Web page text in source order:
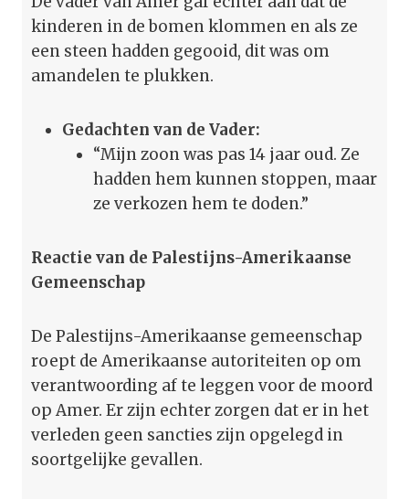
kinderen in de bomen klommen en als ze
een steen hadden gegooid, dit was om
amandelen te plukken.
Gedachten van de Vader:
“Mijn zoon was pas 14 jaar oud. Ze
hadden hem kunnen stoppen, maar
ze verkozen hem te doden.”
Reactie van de Palestijns-Amerikaanse
Gemeenschap
De Palestijns-Amerikaanse gemeenschap
roept de Amerikaanse autoriteiten op om
verantwoording af te leggen voor de moord
op Amer. Er zijn echter zorgen dat er in het
verleden geen sancties zijn opgelegd in
soortgelijke gevallen.